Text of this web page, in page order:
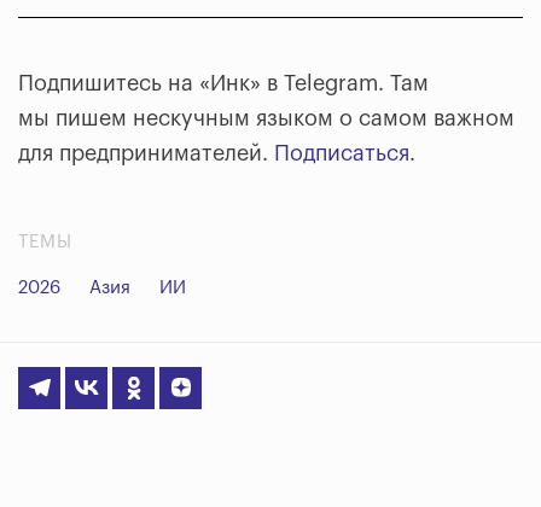
Подпишитесь на «Инк» в Telegram. Там
мы пишем нескучным языком о самом важном
для предпринимателей. Подписаться.
ТЕМЫ
2026 Азия ИИ